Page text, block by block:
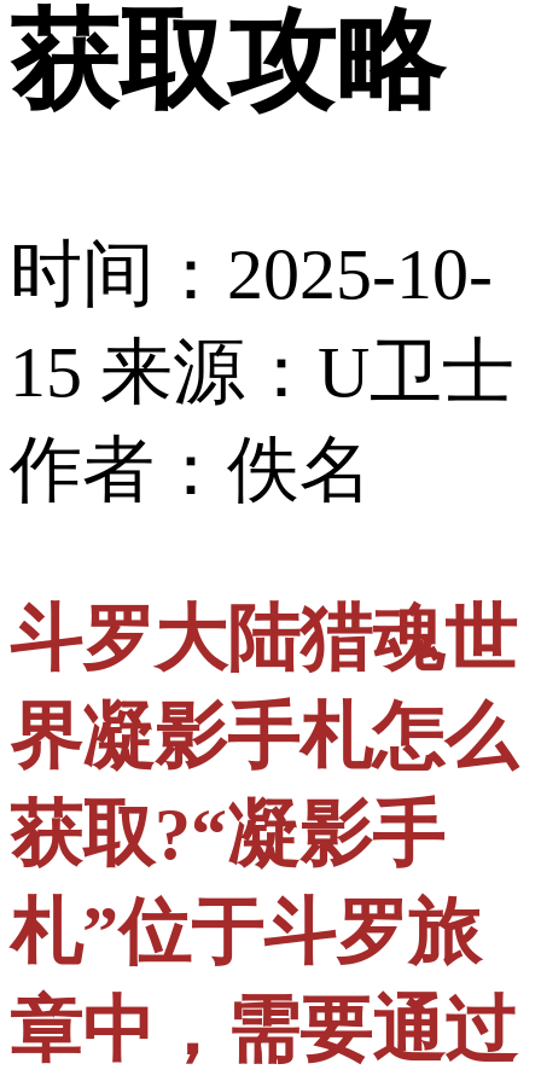
获取攻略
时间：2025-10-
15 来源：U卫士
作者：佚名
斗罗大陆猎魂世
界凝影手札怎么
获取?“凝影手
札”位于斗罗旅
章中，需要通过